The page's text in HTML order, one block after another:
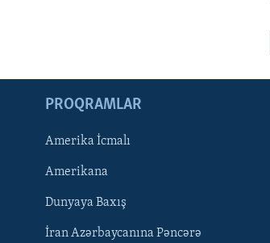
BIZI IZLƏYIN
PROQRAMLAR
Amerika İcmalı
Amerikana
Dunyaya Baxış
İran Azərbaycanına Pəncərə